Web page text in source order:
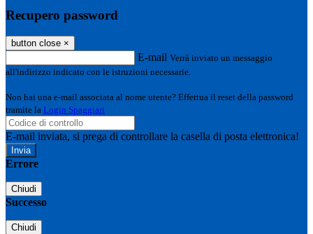
Recupero password
button close ×
E-mail Verrà inviato un messaggio
all'indirizzo indicato con le istruzioni necessarie.
Non hai una e-mail associata al nome utente? Effettua il reset della password
tramite la Login Spaggiari
E-mail inviata, si prega di controllare la casella di posta elettronica!
Errore
Chiudi
Successo
Chiudi